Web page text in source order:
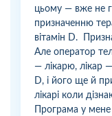
цьому — вже не
призначенню
вітамін D.
Але оператор
— лікарю, лікар
D, і його ще й
лікарі коли
Програма у